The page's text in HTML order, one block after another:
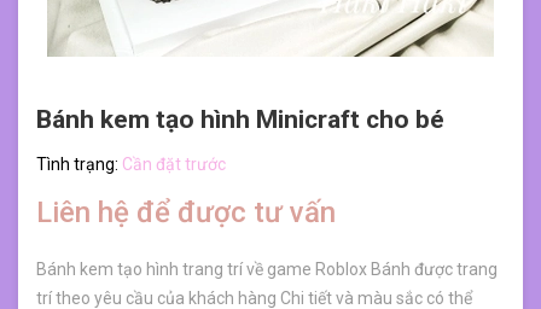
Bánh kem tạo hình Minicraft cho bé
Tình trạng: Cần đặt trước
Liên hệ để được tư vấn
Bánh kem tạo hình trang trí về game Roblox Bánh được trang
trí theo yêu cầu của khách hàng Chi tiết và màu sắc có thể